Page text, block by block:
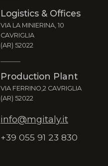
Logistics & Offices
VIA LA MINIERINA, 10
CAVRIGLIA
(AR) 52022
Production Plant
VIA FERRINO,2 CAVRIGLIA
(AR) 52022
info@mgitaly.it
+39 055 91 23 830